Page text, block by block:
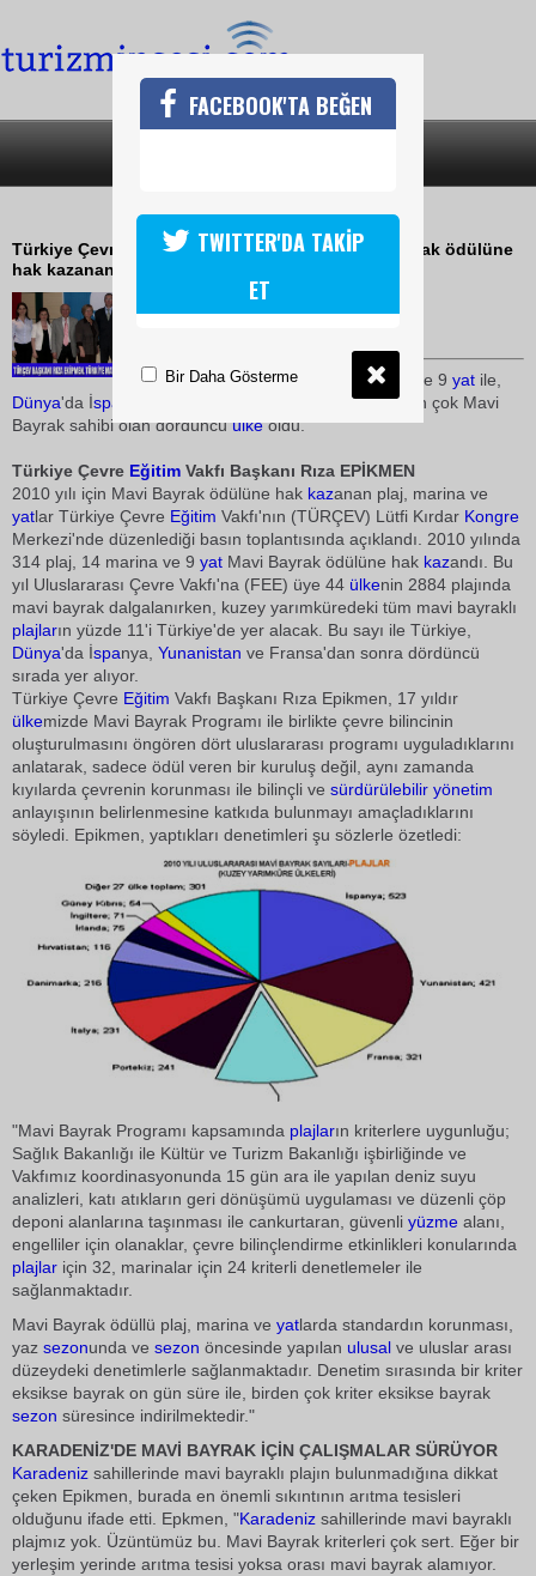
MAVİ BAYRAKLI PLAJLAR AÇIKLANDI
Türkiye Çevre Eğitim Vakfı, 2010 yılı için Mavi Bayrak ödülüne
hak kazanan plaj, marina ve yatları açıkladı
10 Mayıs 2010 / 17:30
Türkiye 314 plaj, 14 marina ve 9 yat ile,
Dünya'da İspa
ve Fransa'dan sonra en çok Mavi
Bayrak sahibi olan dördüncüülkeoldu.
Türkiye Çevre Eğitim Vakfı Başkanı Rıza EPİKMEN
2010 yılı için Mavi Bayrak ödülüne hak kazanan plaj, marina ve
yatlar Türkiye Çevre Eğitim Vakfı'nın (TÜRÇEV) Lütfi Kırdar Kongre
Merkezi'nde düzenlediği basın toplantısında açıklandı. 2010 yılında
314 plaj, 14 marina ve 9 yat Mavi Bayrak ödülüne hak kazandı. Bu
yıl Uluslararası Çevre Vakfı'na (FEE) üye 44 ülkenin 2884 plajında
mavi bayrak dalgalanırken, kuzey yarımküredeki tüm mavi bayraklı
plajların yüzde 11'i Türkiye'de yer alacak. Bu sayı ile Türkiye,
Dünya'da İspanya, Yunanistan ve Fransa'dan sonra dördüncü
sırada yer alıyor.
Türkiye Çevre Eğitim Vakfı Başkanı Rıza Epikmen, 17 yıldır
ülkemizde Mavi Bayrak Programı ile birlikte çevre bilincinin
oluşturulmasını öngören dört uluslararası programı uyguladıklarını
anlatarak, sadece ödül veren bir kuruluş değil, aynı zamanda
kıyılarda çevrenin korunması ile bilinçli ve sürdürülebilir yönetim
anlayışının belirlenmesine katkıda bulunmayı amaçladıklarını
söyledi. Epikmen, yaptıkları denetimleri şu sözlerle özetledi:
"Mavi Bayrak Programı kapsamında plajların kriterlere uygunluğu;
Sağlık Bakanlığı ile Kültür ve Turizm Bakanlığı işbirliğinde ve
Vakfımız koordinasyonunda 15 gün ara ile yapılan deniz suyu
analizleri, katı atıkların geri dönüşümü uygulaması ve düzenli çöp
deponi alanlarına taşınması ile cankurtaran, güvenli yüzme alanı,
engelliler için olanaklar, çevre bilinçlendirme etkinlikleri konularında
plajlar için 32, marinalar için 24 kriterli denetlemeler ile
sağlanmaktadır.
Mavi Bayrak ödüllü plaj, marina ve yatlarda standardın korunması,
yaz sezonunda ve sezon öncesinde yapılan ulusal ve uluslar arası
düzeydeki denetimlerle sağlanmaktadır. Denetim sırasında bir kriter
eksikse bayrak on gün süre ile, birden çok kriter eksikse bayrak
sezon süresince indirilmektedir."
KARADENİZ'DE MAVİ BAYRAK İÇİN ÇALIŞMALAR SÜRÜYOR
Karadeniz sahillerinde mavi bayraklı plajın bulunmadığına dikkat
çeken Epikmen, burada en önemli sıkıntının arıtma tesisleri
olduğunu ifade etti. Epkmen, "Karadeniz sahillerinde mavi bayraklı
plajmız yok. Üzüntümüz bu. Mavi Bayrak kriterleri çok sert. Eğer bir
yerleşim yerinde arıtma tesisi yoksa orası mavi bayrak alamıyor.
FACEBOOK'TA BEĞEN
TWITTER'DA TAKİP
ET
Bir Daha Gösterme